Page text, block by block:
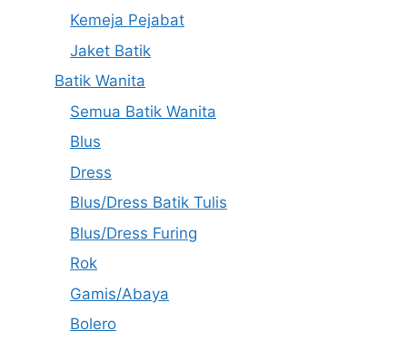
Kemeja Pejabat
Jaket Batik
Batik Wanita
Semua Batik Wanita
Blus
Dress
Blus/Dress Batik Tulis
Blus/Dress Furing
Rok
Gamis/Abaya
Bolero